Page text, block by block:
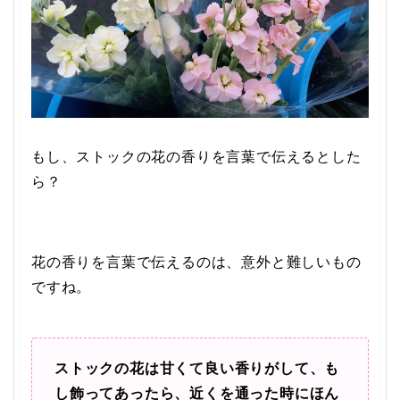
もし、ストックの花の香りを言葉で伝えるとした
ら？
花の香りを言葉で伝えるのは、意外と難しいもの
ですね。
ストックの花は甘くて良い香りがして、も
し飾ってあったら、近くを通った時にほん